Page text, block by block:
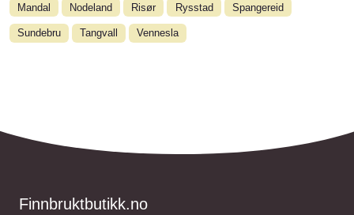
Mandal Nodeland Risør Rysstad Spangereid
Sundebru Tangvall Vennesla
Finnbruktbutikk.no